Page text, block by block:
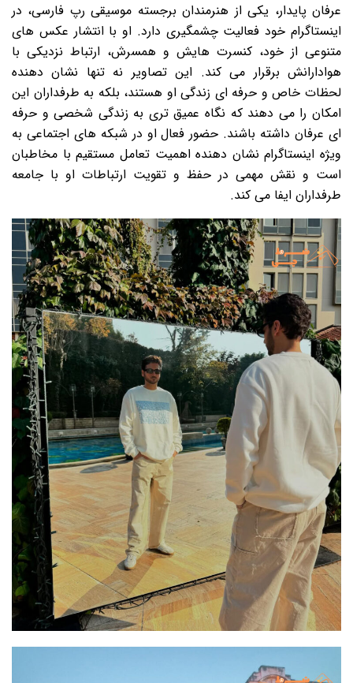
عرفان پایدار، یکی از هنرمندان برجسته موسیقی رپ فارسی، در
اینستاگرام خود فعالیت چشمگیری دارد. او با انتشار عکس های
متنوعی از خود، کنسرت هایش و همسرش، ارتباط نزدیکی با
هوادارانش برقرار می کند. این تصاویر نه تنها نشان دهنده
لحظات خاص و حرفه ای زندگی او هستند، بلکه به طرفداران این
امکان را می دهند که نگاه عمیق تری به زندگی شخصی و حرفه
ای عرفان داشته باشند. حضور فعال او در شبکه های اجتماعی به
ویژه اینستاگرام نشان دهنده اهمیت تعامل مستقیم با مخاطبان
است و نقش مهمی در حفظ و تقویت ارتباطات او با جامعه
طرفداران ایفا می کند.